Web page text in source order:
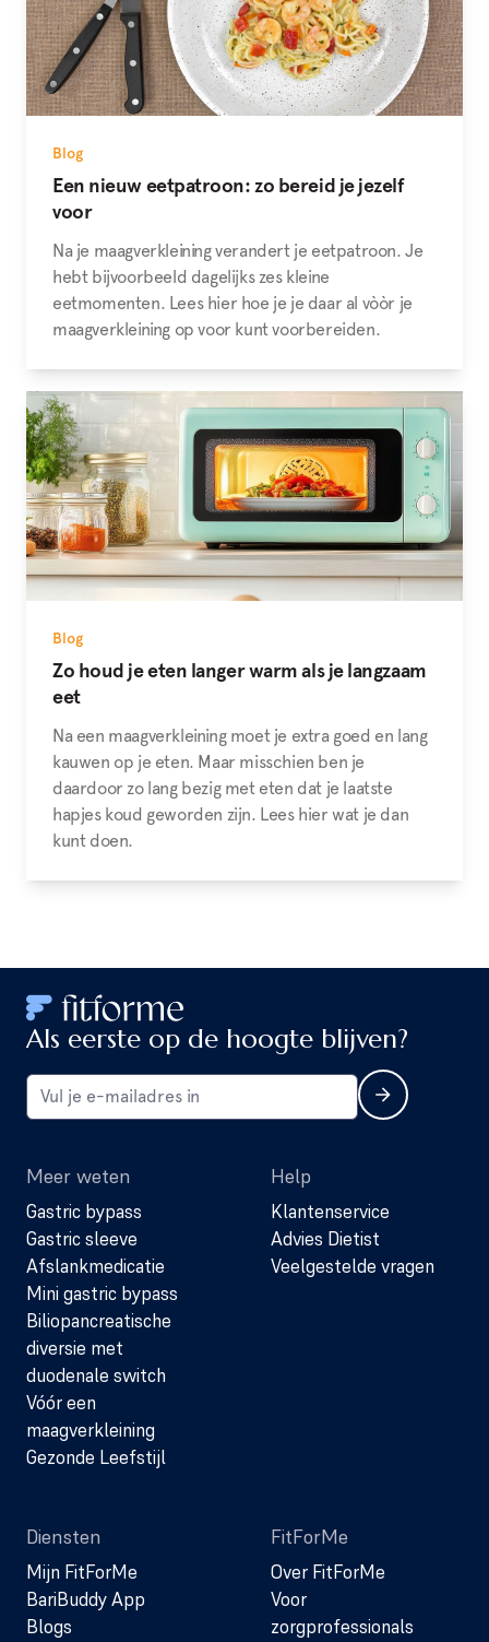
Blog
Een nieuw eetpatroon: zo bereid je jezelf
voor
Na je maagverkleining verandert je eetpatroon. Je
hebt bijvoorbeeld dagelijks zes kleine
eetmomenten. Lees hier hoe je je daar al vòòr je
maagverkleining op voor kunt voorbereiden.
Blog
Zo houd je eten langer warm als je langzaam
eet
Na een maagverkleining moet je extra goed en lang
kauwen op je eten. Maar misschien ben je
daardoor zo lang bezig met eten dat je laatste
hapjes koud geworden zijn. Lees hier wat je dan
kunt doen.
Als eerste op de hoogte blijven?
Meer weten
Gastric bypass
Gastric sleeve
Afslankmedicatie
Mini gastric bypass
Biliopancreatische
diversie met
duodenale switch
Vóór een
maagverkleining
Gezonde Leefstijl
Help
Klantenservice
Advies Dietist
Veelgestelde vragen
Diensten
Mijn FitForMe
BariBuddy App
Blogs
FitForMe
Over FitForMe
Voor
zorgprofessionals